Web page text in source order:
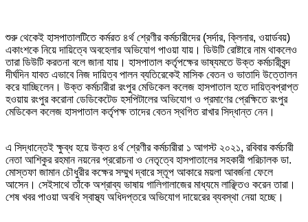
শুরু থেকেই হাসপাতালটিতে কর্মরত ৪র্থ শ্রেণীর কর্মচারীদের (সর্দার, ক্লিনার, ওয়ার্ডবয়)
একাংশকে নিয়ে দায়িত্বে অবহেলার অভিযোগ পাওয়া যায়। ডিউটি রোষ্টারে নাম থাকলেও
তারা ডিউটি করতনা বলে জানা যায়। হাসপাতাল কর্তৃপক্ষের ভাষ্যমতে উক্ত কর্মচারীবৃন্দ
দীর্ঘদিন যাবত এভাবে নিজ দায়িত্ব পালন ব্যতিরেকেই মাসিক বেতন ও ভাতাদি উত্তোলন
করে যাচ্ছিলেন। উক্ত কর্মচারীরা রংপুর মেডিকেল কলেজ হাসপাতাল হতে দায়িত্বপ্রাপ্ত
হওয়ায় রংপুর করোনা ডেডিকেটেড হসপিটালের অভিযোগ ও প্রমাণের প্রেক্ষিতে রংপুর
মেডিকেল কলেজ হাসপাতাল কর্তৃপক্ষ তাদের বেতন স্থগিত রাখার সিদ্ধান্ত নেন।
এ সিদ্ধান্তেই ক্ষুব্ধ হয়ে উক্ত ৪র্থ শ্রেণীর কর্মচারীরা ১ আগস্ট ২০২১, রবিবার কর্মচারী
নেতা আশিকুর রহমান নয়নের প্ররোচনা ও নেতৃত্বে হাসপাতালের সহকারী পরিচালক ডা.
মোস্তফা জামান চৌধুরীর কক্ষের সম্মুখ দ্বারে স্তূপ আকারে ময়লা আবর্জনা ফেলে
আসেন। সেইসাথে তাঁকে অশ্রাব্য ভাষায় গালিগালাজের মাধ্যমে লাঞ্ছিতও করেন তারা।
শেষ খবর পাওয়া অবধি স্বাস্থ্য অধিদপ্তরে অভিযোগ দায়েরের ব্যবস্থা নেয়া হচ্ছে।